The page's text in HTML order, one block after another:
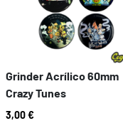
Grinder Acrílico 60mm
Crazy Tunes
3,00 €